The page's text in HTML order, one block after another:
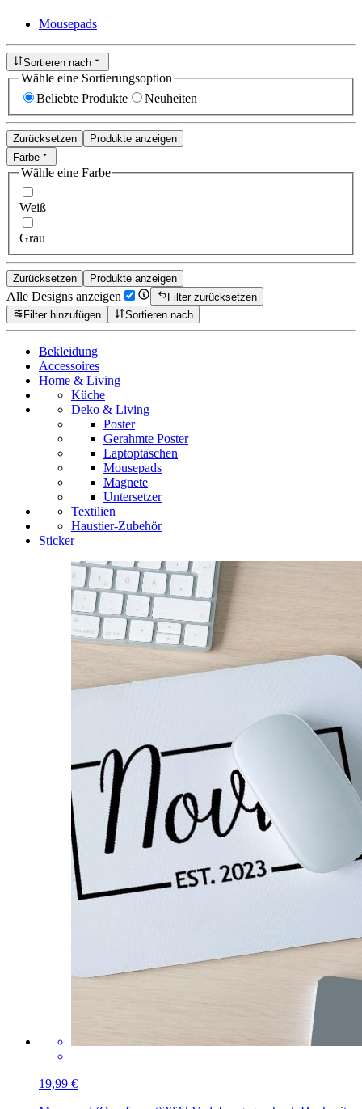
Mousepads
Sortieren nach
Wähle eine Sortierungsoption
Beliebte Produkte
Neuheiten
Zurücksetzen
Produkte anzeigen
Farbe
Wähle eine Farbe
Weiß
Grau
Zurücksetzen Produkte anzeigen
Alle Designs anzeigen
Filter zurücksetzen
Filter hinzufügen
Sortieren nach
Bekleidung
Accessoires
Home & Living
Küche
Deko & Living
Poster
Gerahmte Poster
Laptoptaschen
Mousepads
Magnete
Untersetzer
Textilien
Haustier-Zubehör
Sticker
19,99 €